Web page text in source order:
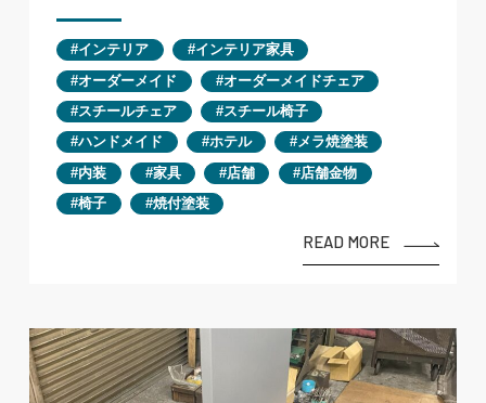
インテリア
インテリア家具
オーダーメイド
オーダーメイドチェア
スチールチェア
スチール椅子
ハンドメイド
ホテル
メラ焼塗装
内装
家具 店舗
店舗金物
椅子
焼付塗装
READ MORE